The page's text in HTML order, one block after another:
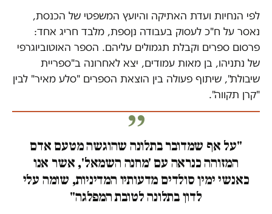
לפי הנחיות ועדת האתיקה והיועץ המשפטי של הכנסת,
נאסר על ח"כ לעסוק בעבודה נןספת, מלבד חריג אחד:
פרסום ספרים וקבלת תגמולים עליהם. הספר האוטוביוגרפי
של נתניהו, בן מאות עמודים, יצא לאחרונה ב"ספריית
שיבולת", שיתוף פעולה בין הוצאת הספרים "סלע מאיר" לבין
"קרן תקווה".
"על אף שמדובר בתלונה שהוגשה מטעם אדם
המזוהה כנראה עם 'מחנה השמאל', אשר אנו
כאנשי ימין סולדים מדעותיו המדיניות, שומה עלי
לדון בתלונה לטובת המפלגה"